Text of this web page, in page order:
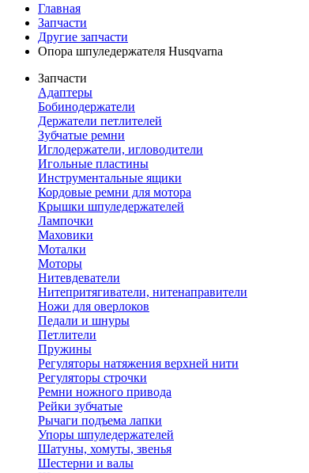
Главная
Запчасти
Другие запчасти
Опора шпуледержателя Husqvarna
Запчасти
Адаптеры
Бобинодержатели
Держатели петлителей
Зубчатые ремни
Иглодержатели, игловодители
Игольные пластины
Инструментальные ящики
Кордовые ремни для мотора
Крышки шпуледержателей
Лампочки
Маховики
Моталки
Моторы
Нитевдеватели
Нитепритягиватели, нитенаправители
Ножи для оверлоков
Педали и шнуры
Петлители
Пружины
Регуляторы натяжения верхней нити
Регуляторы строчки
Ремни ножного привода
Рейки зубчатые
Рычаги подъема лапки
Упоры шпуледержателей
Шатуны, хомуты, звенья
Шестерни и валы